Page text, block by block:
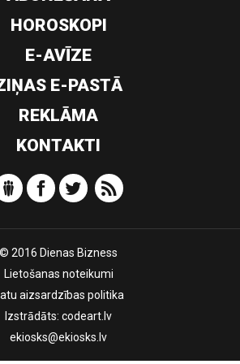
HOROSKOPI
E-AVĪZE
E-PASTĀ
REKLĀMA
KONTAKTI
© 2016 Dienas Bizness
Lietošanas noteikumi
aizsardzības politika
Izstrādāts: codeart.lv
ekiosks@ekiosks.lv